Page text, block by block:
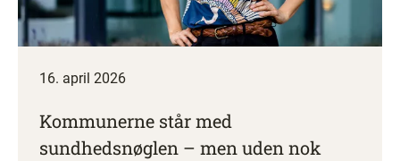
16. april 2026
Kommunerne står med
sundhedsnøglen – men uden nok